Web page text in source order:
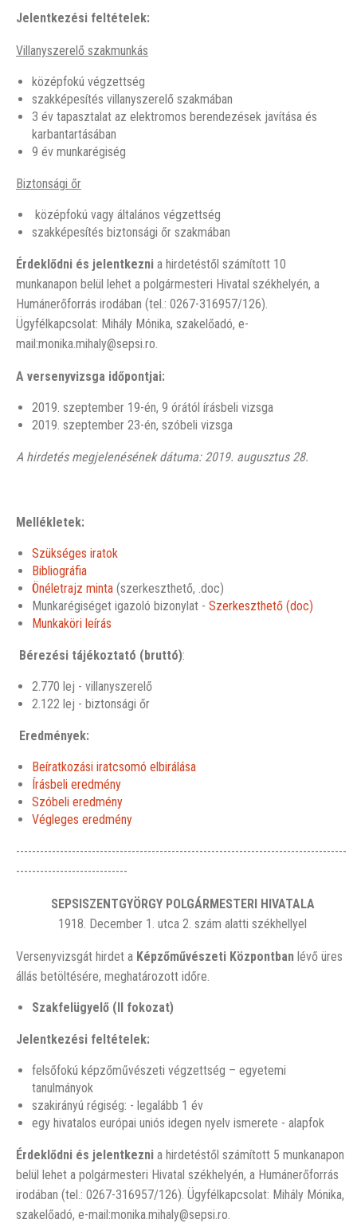
Jelentkezési feltételek:
Villanyszerelő szakmunkás
középfokú végzettség
szakképesítés villanyszerelő szakmában
3 év tapasztalat az elektromos berendezések javítása és
karbantartásában
9 év munkarégiség
Biztonsági őr
középfokú vagy általános végzettség
szakképesítés biztonsági őr szakmában
Érdeklődni és jelentkezni a hirdetéstől számított 10
munkanapon belül lehet a polgármesteri Hivatal székhelyén, a
Humánerőforrás irodában (tel.: 0267-316957/126).
Ügyfélkapcsolat: Mihály Mónika, szakelőadó, e-
mail:monika.mihaly@sepsi.ro.
A versenyvizsga időpontjai:
2019. szeptember 19-én, 9 órától írásbeli vizsga
2019. szeptember 23-én, szóbeli vizsga
A hirdetés megjelenésének dátuma: 2019. augusztus 28.
Mellékletek:
Szükséges iratok
Bibliográfia
Önéletrajz minta (szerkeszthető, .doc)
Munkarégiséget igazoló bizonylat - Szerkeszthető (doc)
Munkaköri leírás
Bérezési tájékoztató (bruttó):
2.770 lej - villanyszerelő
2.122 lej - biztonsági őr
Eredmények:
Beíratkozási iratcsomó elbirálása
Írásbeli eredmény
Szóbeli eredmény
Végleges eredmény
-----------------------------------------------------------------------------------
----------------------------
SEPSISZENTGYÖRGY POLGÁRMESTERI HIVATALA
1918. December 1. utca 2. szám alatti székhellyel
Versenyvizsgát hirdet a Képzőművészeti Központban lévő üres
állás betöltésére, meghatározott időre.
Szakfelügyelő (II fokozat)
Jelentkezési feltételek:
felsőfokú képzőművészeti végzettség – egyetemi
tanulmányok
szakirányú régiség: - legalább 1 év
egy hivatalos európai uniós idegen nyelv ismerete - alapfok
Érdeklődni és jelentkezni a hirdetéstől számított 5 munkanapon
belül lehet a polgármesteri Hivatal székhelyén, a Humánerőforrás
irodában (tel.: 0267-316957/126). Ügyfélkapcsolat: Mihály Mónika,
szakelőadó, e-mail:monika.mihaly@sepsi.ro.